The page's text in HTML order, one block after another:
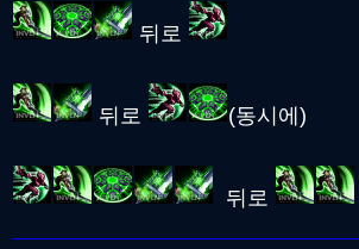
뒤로
뒤로 (동시에)
뒤로